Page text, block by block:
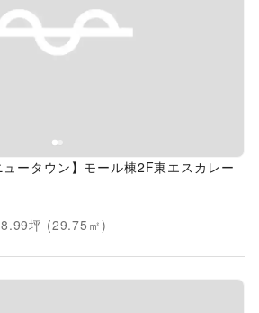
ュータウン】モール棟2F東エスカレー
8.99坪 (29.75 ㎡)